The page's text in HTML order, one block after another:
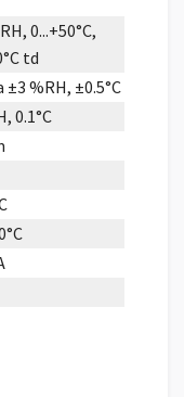
0...+50°C,
td
±3 %RH, ±0.5°C
0.1°C